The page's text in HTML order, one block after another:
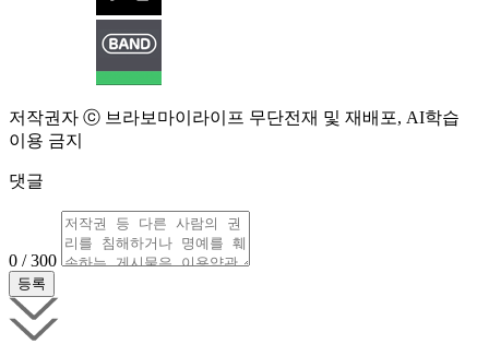
저작권자 ⓒ 브라보마이라이프 무단전재 및 재배포, AI학습
이용 금지
댓글
0 / 300